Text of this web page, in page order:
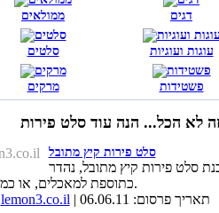
ממולאים דגים
סלטים עוגות ועוגיות
מרקים פשטידות
סלט פירות קיץ מתובל
סלט פירות קיץ מתובל, נהדר
כתוספת למאכלים, או כמנת פתיחה.
lemon3.co.il | תאריך פרסום: 06.06.11